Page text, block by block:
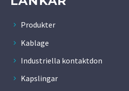
Produkter
Kablage
Industriella kontaktdon
Kapslingar